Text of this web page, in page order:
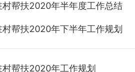
村帮扶2020年半年度工作总结
村帮扶2020年下半年工作规划
村帮扶2020年工作规划